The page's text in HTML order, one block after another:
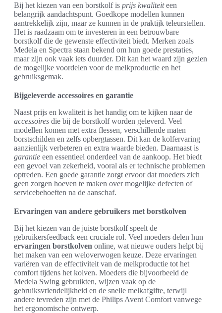
Bij het kiezen van een borstkolf is prijs kwaliteiteen
belangrijk aandachtspunt. Goedkope modellen kunnen
aantrekkelijk zijn, maar ze kunnen in de praktijk teleurstellen.
Het is raadzaam om te investeren in een betrouwbare
borstkolf die de gewenste effectiviteit biedt. Merken zoals
Medela en Spectra staan bekend om hun goede prestaties,
maar zijn ook vaak iets duurder. Dit kan het waard zijn gezien
de mogelijke voordelen voor de melkproductie en het
gebruiksgemak.
Bijgeleverde accessoires en garantie
Naast prijs en kwaliteit is het handig om te kijken naar de
accessoires die bij de borstkolf worden geleverd. Veel
modellen komen met extra flessen, verschillende maten
borstschilden en zelfs opbergtassen. Dit kan de kolfervaring
aanzienlijk verbeteren en extra waarde bieden. Daarnaast is
garantie een essentieel onderdeel van de aankoop. Het biedt
een gevoel van zekerheid, vooral als er technische problemen
optreden. Een goede garantie zorgt ervoor dat moeders zich
geen zorgen hoeven te maken over mogelijke defecten of
servicebehoeften na de aanschaf.
Ervaringen van andere gebruikers met borstkolven
Bij het kiezen van de juiste borstkolf speelt de
gebruikersfeedback een cruciale rol. Veel moeders delen hun
ervaringen borstkolven online, wat nieuwe ouders helpt bij
het maken van een weloverwogen keuze. Deze ervaringen
variëren van de effectiviteit van de melkproductie tot het
comfort tijdens het kolven. Moeders die bijvoorbeeld de
Medela Swing gebruikten, wijzen vaak op de
gebruiksvriendelijkheid en de snelle melkafgifte, terwijl
andere tevreden zijn met de Philips Avent Comfort vanwege
het ergonomische ontwerp.